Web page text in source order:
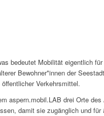
bedeutet Mobilität eigentlich
Bewohner*innen der
Verkehrsmittel.
aspern.mobil.LAB drei Orte
damit sie zugänglich und